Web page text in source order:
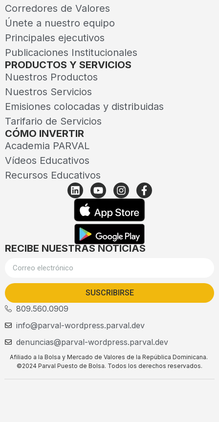
Corredores de Valores
Únete a nuestro equipo
Principales ejecutivos
Publicaciones Institucionales
PRODUCTOS Y SERVICIOS
Nuestros Productos
Nuestros Servicios
Emisiones colocadas y distribuidas
Tarifario de Servicios
CÓMO INVERTIR
Academia PARVAL
Vídeos Educativos
Recursos Educativos
RECIBE NUESTRAS NOTICIAS
SUSCRIBIRSE
809.560.0909
info@parval-wordpress.parval.dev
denuncias@parval-wordpress.parval.dev
Afiliado a la Bolsa y Mercado de Valores de la República Dominicana.
©2024 Parval Puesto de Bolsa. Todos los derechos reservados.